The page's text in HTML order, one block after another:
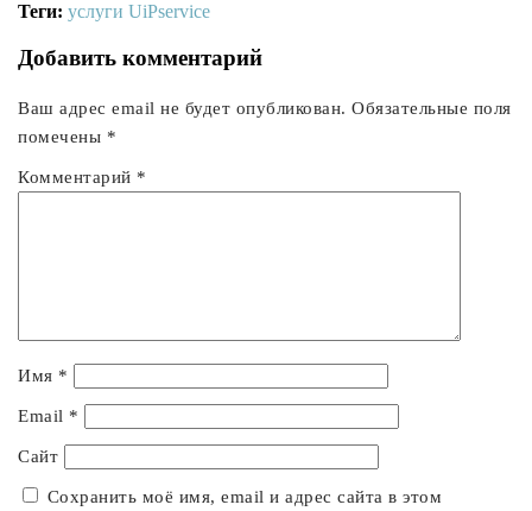
Теги: услуги UiPservice
Добавить комментарий
Ваш адрес email не будет опубликован. Обязательные поля
помечены *
Комментарий *
Имя *
Email *
Сайт
Сохранить моё имя, email и адрес сайта в этом